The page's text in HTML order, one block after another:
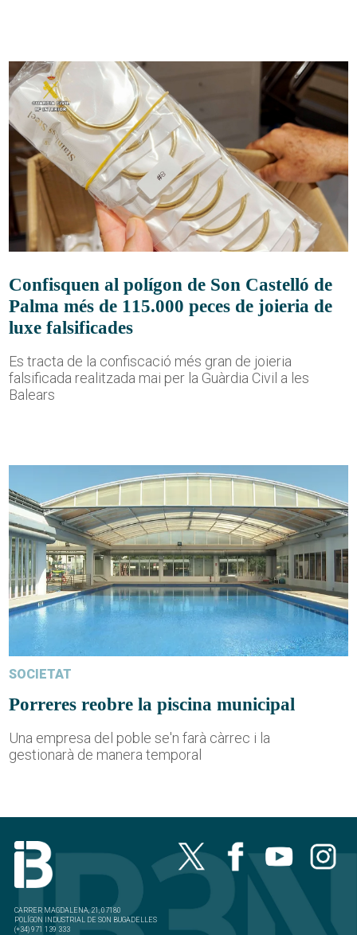
Confisquen al polígon de Son Castelló de
Palma més de 115.000 peces de joieria de
luxe falsificades
Es tracta de la confiscació més gran de joieria
falsificada realitzada mai per la Guàrdia Civil a les
Balears
SOCIETAT
Porreres reobre la piscina municipal
Una empresa del poble se'n farà càrrec i la
gestionarà de manera temporal
CARRER MAGDALENA, 21, 07180
POLÍGON INDUSTRIAL DE SON BUGADELLES
(+34) 971 139 333